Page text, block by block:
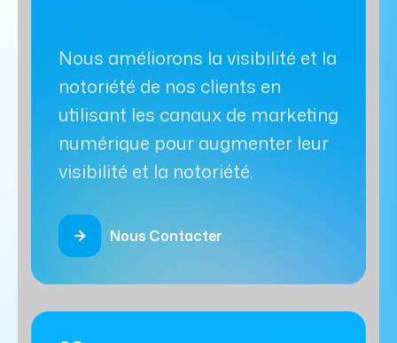
Nous améliorons la visibilité et la
notoriété de nos clients en
utilisant les canaux de marketing
numérique pour augmenter leur
visibilité et la notoriété.
Nous Contacter